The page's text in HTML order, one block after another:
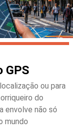
GPS
ou para
do
envolve não só
mundo